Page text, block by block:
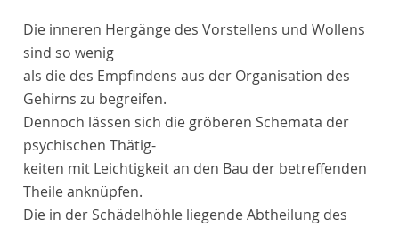
Die inneren Hergänge des Vorstellens und Wollens
sind so wenig
als die des Empfindens aus der Organisation des
Gehirns zu begreifen.
Dennoch lässen sich die gröberen Schemata der
psychischen Thätig-
keiten mit Leichtigkeit an den Bau der betreffenden
Theile anknüpfen.
Die in der Schädelhöhle liegende Abtheilung des